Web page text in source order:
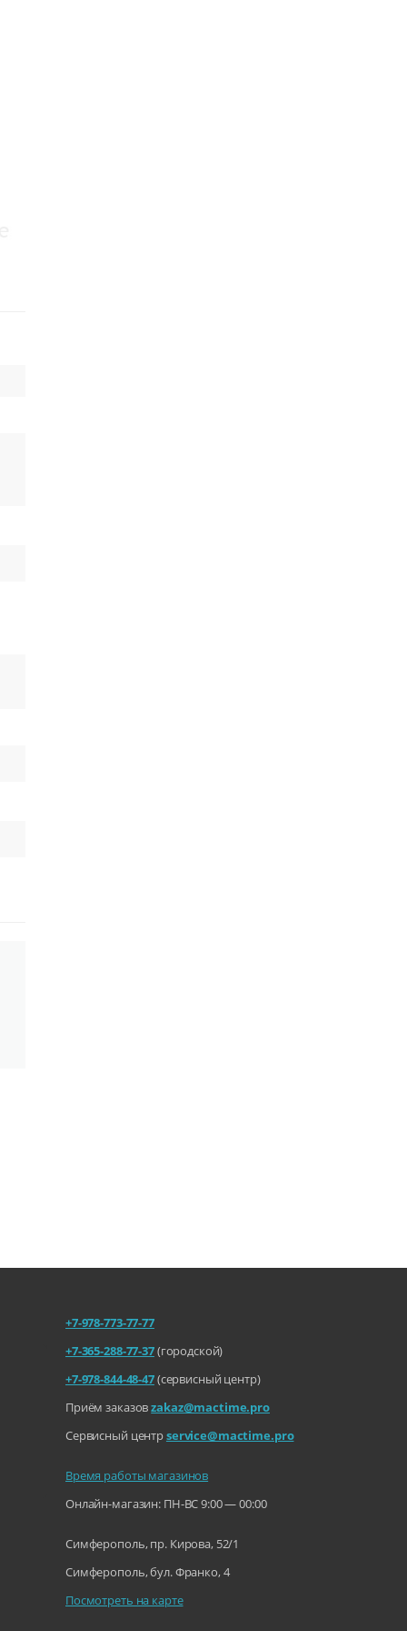
+7-978-773-77-77
+7-365-288-77-37(городской)
+7-978-844-48-47(сервисный центр)
Приём заказовzakaz@mactime.pro
Сервисный центрservice@mactime.pro
Время работы магазинов
Онлайн-магазин: ПН-ВС 9:00 — 00:00
Симферополь, пр. Кирова, 52/1
Симферополь, бул. Франко, 4
Посмотреть на карте